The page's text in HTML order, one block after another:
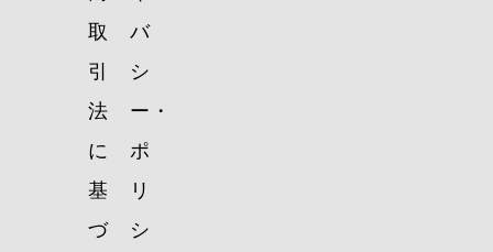
取
引
法
に
基
づ
バ
シ
ー・
ポ
リ
シ